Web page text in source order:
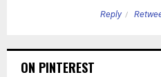
Reply
ON PINTEREST